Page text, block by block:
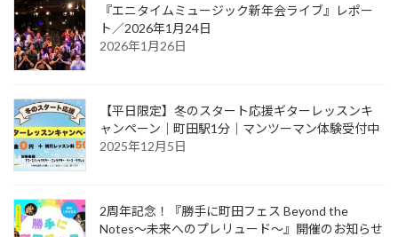
『エニタイムミュージック新年会ライブ』レポー
ト／2026年1月24日
2026年1月26日
【平日限定】冬のスタート応援ギターレッスンキ
ャンペーン｜町田駅1分｜マンツーマン体験受付中
2025年12月5日
2周年記念！『勝手に町田フェス Beyond the
Notes～未来へのプレリュード～』開催のお知らせ